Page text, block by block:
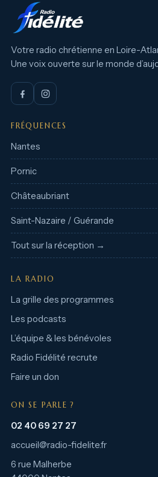
Votre radio chrétienne en Loire-
Une voix ouverte sur le monde
FRÉQUENCES
Nantes
Pornic
Châteaubriant
Saint-Nazaire / Guérande
Tout sur la réception →
LA RADIO
La grille des programmes
Les podcasts
L’équipe & les bénévoles
Radio Fidélité recrute
Faire un don
ON SE PARLE ?
02 40 69 27 27
accueil@radio-fidelite.fr
6 rue Malherbe